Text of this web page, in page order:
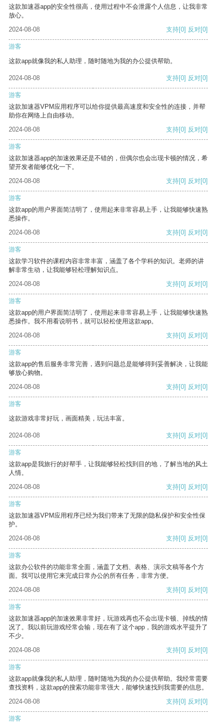
这款加速器app的安全性很高，使用过程中不会泄露个人信息，让我非常
放心。
2024-08-08
支持[0] 反对[0]
游客
这款app就像我的私人助理，随时随地为我的办公提供帮助。
2024-08-08 支持[0] 反对[0]
游客
这款加速器VPM应用程序可以给你提供最高速度和安全性的连接，并帮
助你在网络上自由移动。
2024-08-08
支持[0] 反对[0]
游客
这款加速器app的加速效果还是不错的，但偶尔也会出现卡顿的情况，希
望开发者能够优化一下。
2024-08-08
支持[0] 反对[0]
游客
这款app的用户界面简洁明了，使用起来非常容易上手，让我能够快速熟
悉操作。
2024-08-08
支持[0] 反对[0]
游客
这款学习软件的课程内容非常丰富，涵盖了各个学科的知识。老师的讲
解非常生动，让我能够轻松理解知识点。
2024-08-08
支持[0] 反对[0]
游客
这款app的用户界面简洁明了，使用起来非常容易上手，让我能够快速熟
悉操作。我不用看说明书，就可以轻松使用这款app。
2024-08-08
支持[0] 反对[0]
游客
这款app的售后服务非常完善，遇到问题总是能够得到妥善解决，让我能
够放心购物。
2024-08-08
支持[0] 反对[0]
游客
这款游戏非常好玩，画面精美，玩法丰富。
2024-08-08 支持[0] 反对[0]
游客
这款app是我旅行的好帮手，让我能够轻松找到目的地，了解当地的风土
人情。
2024-08-08
支持[0] 反对[0]
游客
这款加速器VPM应用程序已经为我们带来了无限的隐私保护和安全性保
护。
2024-08-08
支持[0] 反对[0]
游客
这款办公软件的功能非常全面，涵盖了文档、表格、演示文稿等各个方
面。我可以使用它来完成日常办公的所有任务，非常方便。
2024-08-08
支持[0] 反对[0]
游客
这款加速器app的加速效果非常好，玩游戏再也不会出现卡顿、掉线的情
况了。我以前玩游戏经常会输，现在有了这个app，我的游戏水平提升了
不少。
2024-08-08
支持[0] 反对[0]
游客
这款app就像我的私人助理，随时随地为我的办公提供帮助。我经常需要
查找资料，这款app的搜索功能非常强大，能够快速找到我需要的信息。
2024-08-08
支持[0] 反对[0]
游客